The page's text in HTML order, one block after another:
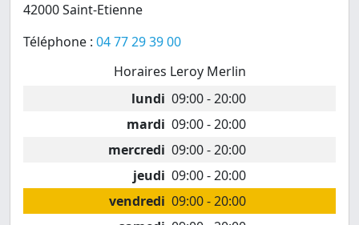
42000 Saint-Etienne
Téléphone : 04 77 29 39 00
Horaires Leroy Merlin
lundi 09:00 - 20:00
mardi 09:00 - 20:00
mercredi 09:00 - 20:00
jeudi 09:00 - 20:00
vendredi 09:00 - 20:00